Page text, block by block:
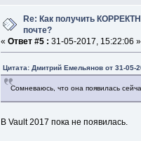
ComboBox
}
Re: Как получить
почте?
«Ответ #5 : 31-05-2017, 15:22:06 »
Цитата: Дмитрий Емельянов от 31-05-
Сомневаюсь, что она появилась
В Vault 2017 пока не появилась.